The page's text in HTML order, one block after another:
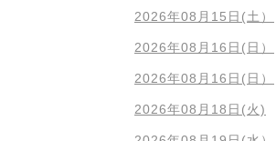
2026年08月15日(土）
2026年08月16日(日）
2026年08月16日(日）
2026年08月18日(火)